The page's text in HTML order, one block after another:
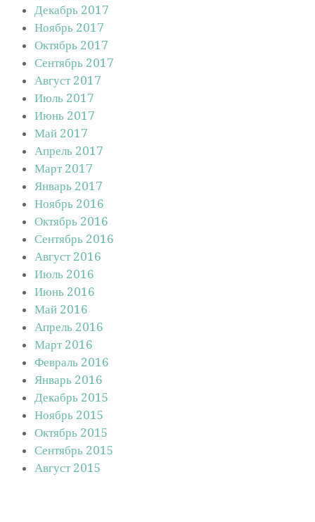
Декабрь 2017
Ноябрь 2017
Октябрь 2017
Сентябрь 2017
Август 2017
Июль 2017
Июнь 2017
Май 2017
Апрель 2017
Март 2017
Январь 2017
Ноябрь 2016
Октябрь 2016
Сентябрь 2016
Август 2016
Июль 2016
Июнь 2016
Май 2016
Апрель 2016
Март 2016
Февраль 2016
Январь 2016
Декабрь 2015
Ноябрь 2015
Октябрь 2015
Сентябрь 2015
Август 2015